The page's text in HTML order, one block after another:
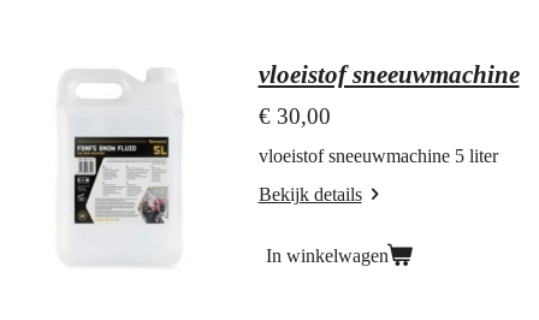
vloeistof sneeuwmachine
€ 30,00
vloeistof sneeuwmachine 5 liter
Bekijk details
In winkelwagen